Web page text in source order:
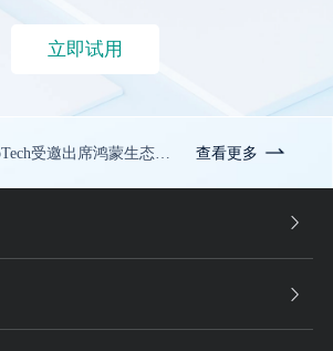
立即试用
MobTech受邀出席鸿蒙生态伙伴SDK开发者论坛 查看更多